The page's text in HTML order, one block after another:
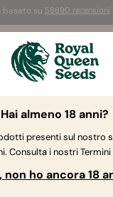
basato su 58690 recensioni
White Widow Auto
Hai almeno 18 anni?
presenti sul nostro
Consulta i nostri Termini
non ho ancora 18